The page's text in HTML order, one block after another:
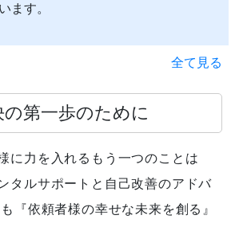
ます。
全て見る
第一歩のために
に力を入れるもう一つのことは
タルサポートと自己改善のアドバ
『依頼者様の幸せな未来を創る』